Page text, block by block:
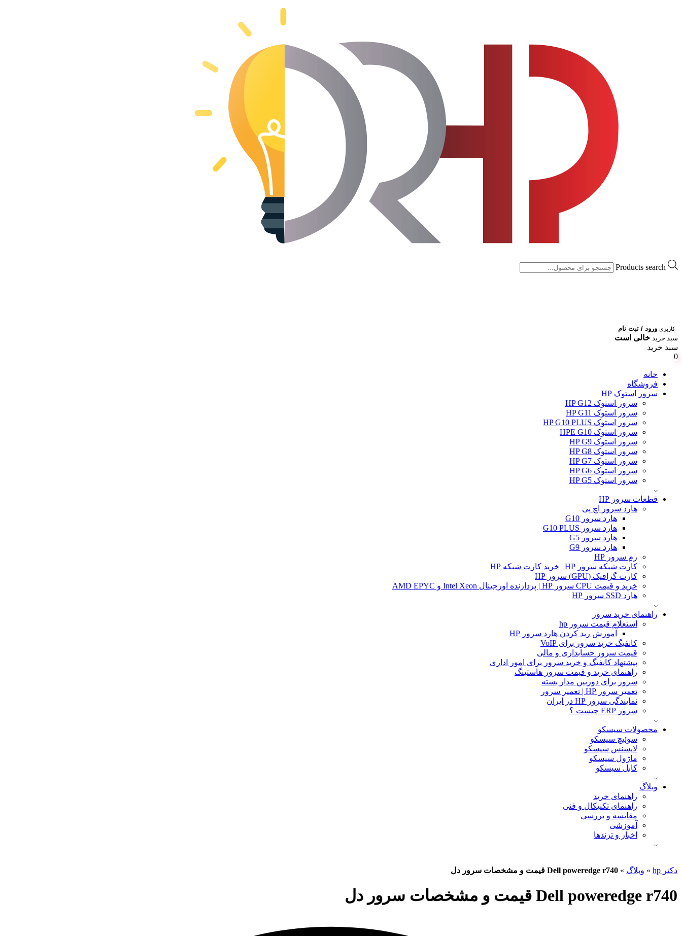
Products search
کاربری ورود / ثبت نام
سبد خرید خالی است
سبد خرید
0
خانه
فروشگاه
سرور استوک HP
سرور استوک HP G12
سرور استوک HP G11
سرور استوک HP G10 PLUS
سرور استوک HPE G10
سرور استوک HP G9
سرور استوک HP G8
سرور استوک HP G7
سرور استوک HP G6
سرور استوک HP G5
قطعات سرور HP
هارد سرور اچ پی
هارد سرور G10
هارد سرور G10 PLUS
هارد سرور G5
هارد سرور G9
رم سرور HP
کارت شبکه سرور HP | خرید کارت شبکه HP
کارت گرافیک (GPU) سرور HP
خرید و قیمت CPU سرور HP | پردازنده اورجینال Intel Xeon و AMD EPYC
هارد SSD سرور HP
راهنمای خرید سرور
استعلام قیمت سرور hp
آموزش ريد كردن هارد سرور HP
کانفیگ خرید سرور برای VoIP
قیمت سرور حسابداری و مالی
پیشنهاد کانفیگ و خرید سرور برای امور اداری
راهنمای خرید و قیمت سرور هاستینگ
سرور برای دوربین مدار بسته
تعمیر سرور HP | تعمیر سرور
نمایندگی سرور HP در ایران
سرور ERP چیست ؟
محصولات سیسکو
سوئیچ سیسکو
لایسنس سیسکو
ماژول سیسکو
کابل سیسکو
وبلاگ
راهنمای خرید
راهنمای تکنیکال و فنی
مقایسه و بررسی
آموزشی
اخبار و ترندها
دکتر hp » وبلاگ » Dell poweredge r740 قیمت و مشخصات سرور دل
Dell poweredge r740 قیمت و مشخصات سرور دل